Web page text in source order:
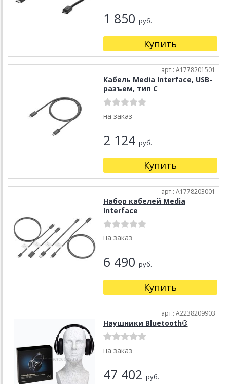
1 850 руб.
Купить
арт.: A1778201501
Кабель Media Interface, USB-
разъем, тип C
на заказ
2 124 руб.
Купить
арт.: A1778203001
Набор кабелей Media
Interface
на заказ
6 490 руб.
Купить
арт.: A2238209903
Наушники Bluetooth®
на заказ
47 402 руб.